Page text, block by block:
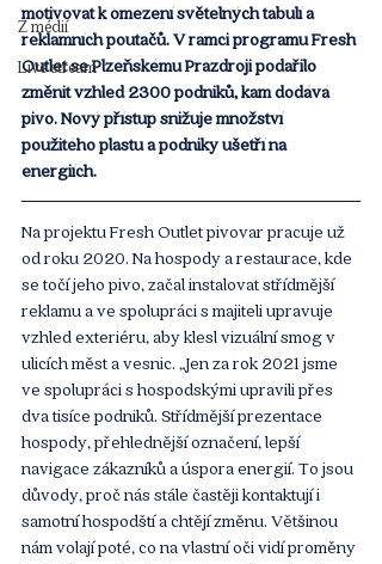
Z médií
Live stream
motivovat k omezení světelných tabulí a
reklamních poutačů. V rámci programu Fresh
Outlet se Plzeňskému Prazdroji podařilo
změnit vzhled 2300 podniků, kam dodává
pivo. Nový přístup snižuje množství
použitého plastu a podniky ušetří na
energiích.
Na projektu Fresh Outlet pivovar pracuje už
od roku 2020. Na hospody a restaurace, kde
se točí jeho pivo, začal instalovat střídmější
reklamu a ve spolupráci s majiteli upravuje
vzhled exteriéru, aby klesl vizuální smog v
ulicích měst a vesnic. „Jen za rok 2021 jsme
ve spolupráci s hospodskými upravili přes
dva tisíce podniků. Střídmější prezentace
hospody, přehlednější označení, lepší
navigace zákazníků a úspora energií. To jsou
důvody, proč nás stále častěji kontaktují i
samotní hospodští a chtějí změnu. Většinou
nám volají poté, co na vlastní oči vidí proměny